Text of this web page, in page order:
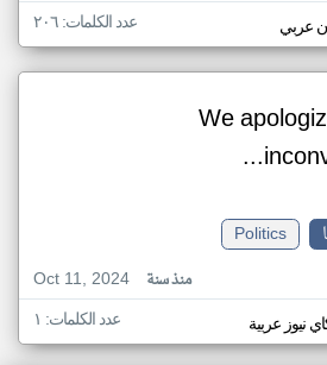
عربي عدد الكلمات: ٢٠٦
We
Politics
Oct 11, 2024
منذ سنة
نيوز عربية عدد الكلمات: ١